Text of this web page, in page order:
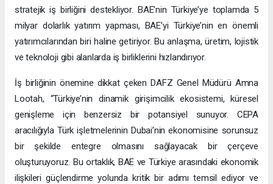
stratejik iş birliğini destekliyor. BAE’nin Türkiye’ye toplamda 5
milyar dolarlık yatırım yapması, BAE’yi Türkiye’nin en önemli
yatırımcılarından biri haline getiriyor. Bu anlaşma, üretim, lojistik
ve teknoloji gibi alanlarda iş birliklerini hızlandırıyor.
İş birliğinin önemine dikkat çeken DAFZ Genel Müdürü Amna
Lootah, “Türkiye’nin dinamik girişimcilik ekosistemi, küresel
genişleme için benzersiz bir potansiyel sunuyor. CEPA
aracılığıyla Türk işletmelerinin Dubai’nin ekonomisine sorunsuz
bir şekilde entegre olmasını sağlayacak bir çerçeve
oluşturuyoruz. Bu ortaklık, BAE ve Türkiye arasındaki ekonomik
ilişkileri güçlendirme yolunda kritik bir adımı temsil ediyor ve